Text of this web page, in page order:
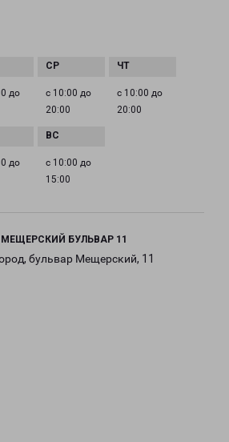
до
с 10:00 до
20:00
с 10:00 до
20:00
до
с 10:00 до
15:00
БУЛЬВАР 11
бульвар Мещерский, 11